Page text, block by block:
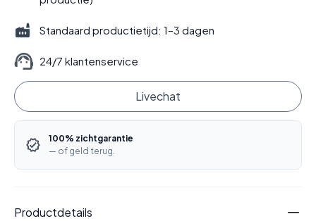
Standaard productietijd: 1–3 dagen
24/7 klantenservice
Livechat
100% zichtgarantie
— of geld terug.
Productdetails